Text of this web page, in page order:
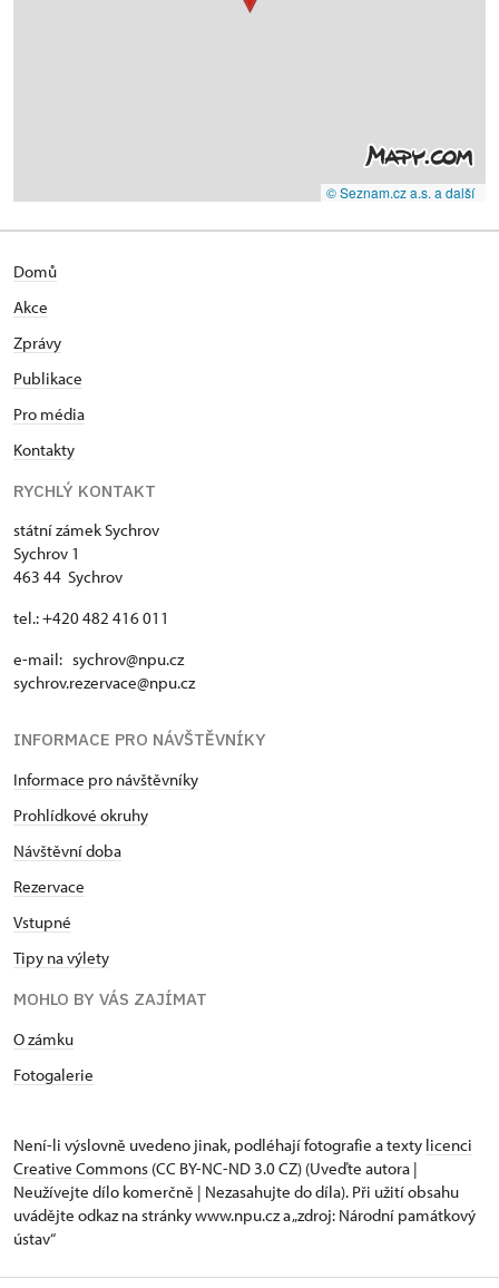
© Seznam.cz a.s. a další
Domů
Akce
Zprávy
Publikace
Pro média
Kontakty
RYCHLÝ KONTAKT
státní zámek Sychrov
Sychrov 1
463 44 Sychrov
tel.: +420 482 416 011
e-mail: sychrov@npu.cz
sychrov.rezervace@npu.cz
INFORMACE PRO NÁVŠTĚVNÍKY
Informace pro návštěvníky
Prohlídkové okruhy
Návštěvní doba
Rezervace
Vstupné
Tipy na výlety
MOHLO BY VÁS ZAJÍMAT
O zámku
Fotogalerie
Není-li výslovně uvedeno jinak, podléhají fotografie a texty licenci
Creative Commons (CC BY-NC-ND 3.0 CZ) (Uveďte autora |
Neužívejte dílo komerčně | Nezasahujte do díla). Při užití obsahu
uvádějte odkaz na stránky www.npu.cz a „zdroj: Národní památkový
ústav“